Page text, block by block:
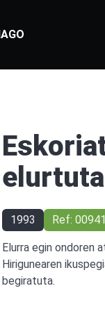
elurtuta
1993 Ref: 00941
Elurra egin ondoren
Hirigunearen
begiratuta.